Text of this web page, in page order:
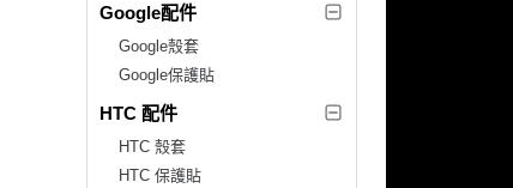
Google配件
Google殼套
Google保護貼
HTC 配件
HTC 殼套
HTC 保護貼